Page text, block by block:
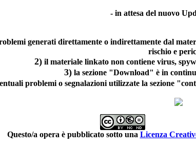
- in attesa del nuovo
generati direttamente o indirettamente dal
rischio e
2) il materiale linkato non contiene virus,
3) la sezione "Download" è in
problemi o segnalazioni utilizzate la sezione
Questo/a opera è pubblicato sotto una Licenza